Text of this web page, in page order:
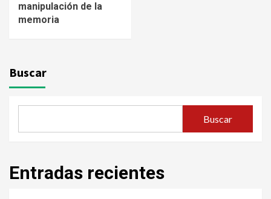
manipulación de la
memoria
Buscar
Buscar
Entradas recientes